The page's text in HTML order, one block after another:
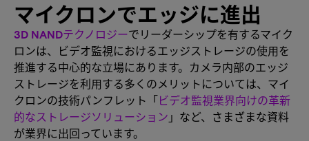
マイクロンでエッジに進出
3D NANDテクノロジーでリーダーシップを有するマイク
ロンは、ビデオ監視におけるエッジストレージの使用を
推進する中心的な立場にあります。カメラ内部のエッジ
ストレージを利用する多くのメリットについては、マイ
クロンの技術パンフレット「ビデオ監視業界向けの革新
的なストレージソリューション 」など、さまざまな資料
が業界に出回っています。